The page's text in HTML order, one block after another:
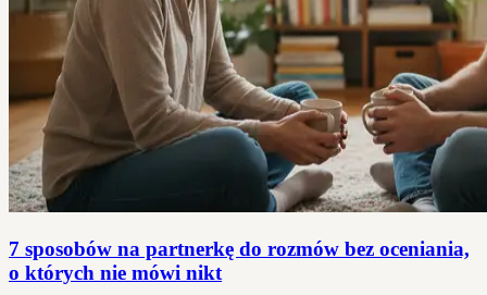
7 sposobów na partnerkę do rozmów bez oceniania,
o których nie mówi nikt